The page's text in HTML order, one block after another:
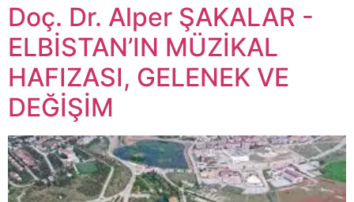
Doç. Dr. Alper ŞAKALAR -
ELBİSTAN’IN MÜZİKAL
HAFIZASI, GELENEK VE
DEĞİŞİM